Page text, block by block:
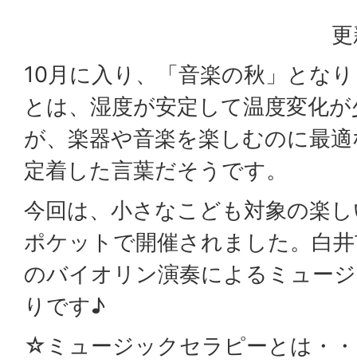
10月に入り、「音楽の秋」とな
とは、湿度が安定して温度変化
が、楽器や音楽を楽しむのに最
定着した言葉だそうです。
今回は、小さなこども対象の楽
ポケットで開催されました。白
のバイオリン演奏によるミュー
りです♪
☆ミュージックセラピーとは・